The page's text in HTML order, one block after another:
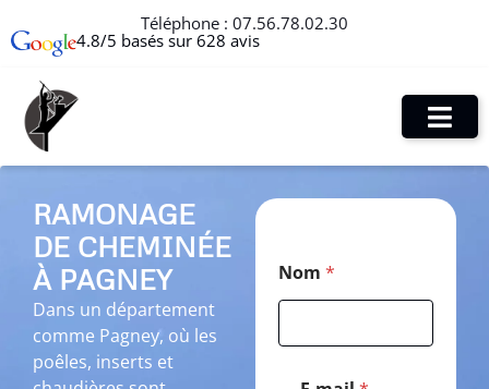
Téléphone : 07.56.78.02.30
4.8/5 basés sur 628 avis
RAMONAGE
DE CHEMINÉE
À PAGNEY
Dans un département
comme Pagney, où les
poêles, inserts et
Nom *